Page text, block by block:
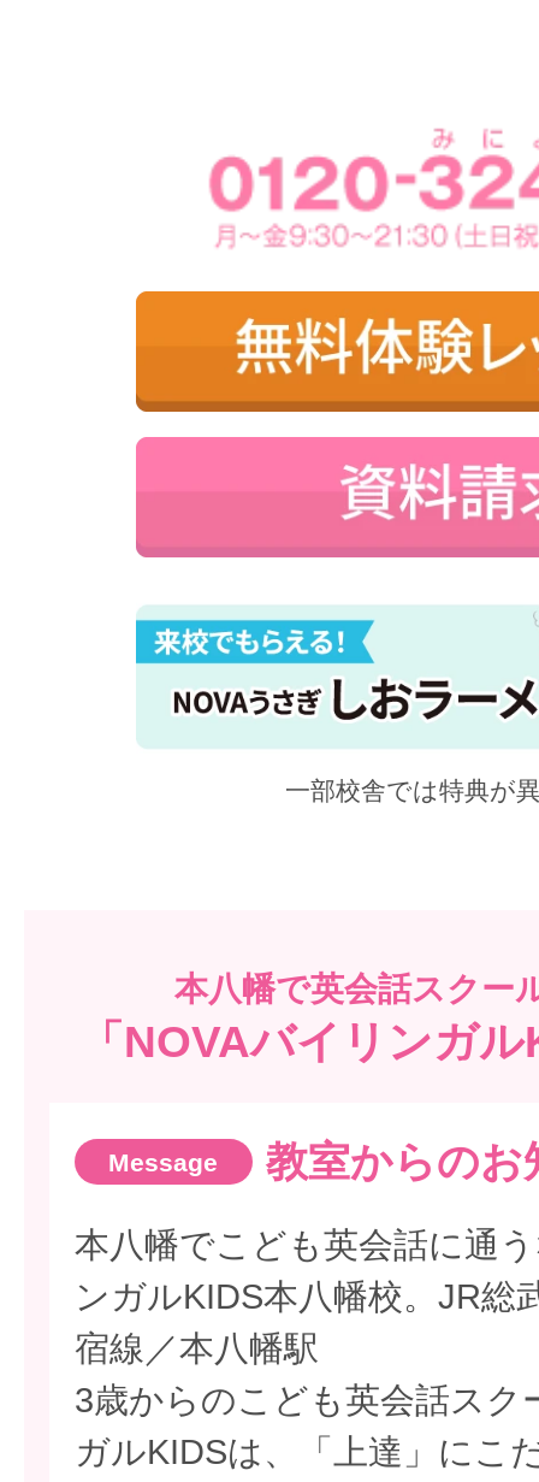
一部校舎では特典が
本八幡で英会話スクー
「NOVAバイリンガ
教室からのお
本八幡でこども英会話に通
ンガルKIDS本八幡校。JR総
宿線／本八幡駅
3歳からのこども英会話スク
ガルKIDSは、「上達」にこ